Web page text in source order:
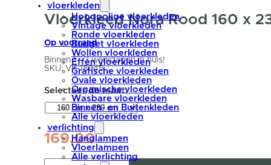
vloerkleden
Hoogpolige vloerkleden
Vintage vloerkleden
Ronde vloerkleden
Budget vloerkleden
Wollen vloerkleden
Effen vloerkleden
Grafische vloerkleden
Ovale vloerkleden
Organische vloerkleden
Wasbare vloerkleden
Binnen- en Buitenkleden
Alle vloerkleden
verlichting
Hanglampen
Vloerlampen
Alle verlichting
Vloerkleed Nora Rood 160 x
Op voorraad
Binnen 1 - 3 werkdagen in huis!
SKU:VK-18045
169,00
Vloerkleed